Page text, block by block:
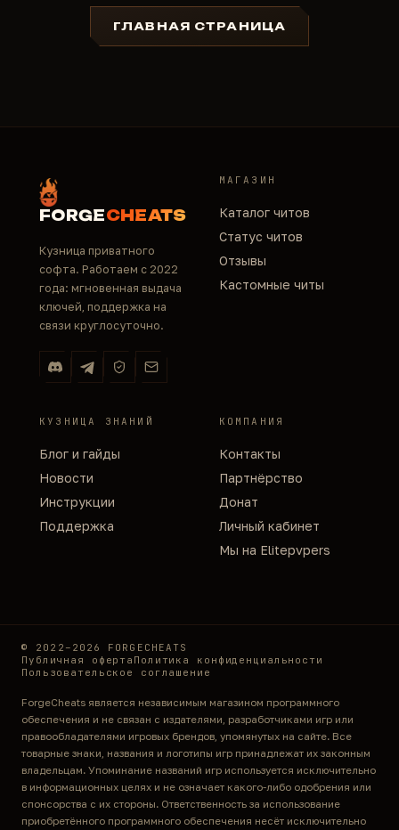
ГЛАВНАЯ СТРАНИЦА
FORGECHEATS
Кузница приватного
софта. Работаем с 2022
года: мгновенная выдача
ключей, поддержка на
связи круглосуточно.
МАГАЗИН
Каталог читов
Статус читов
Отзывы
Кастомные читы
КУЗНИЦА ЗНАНИЙ
Блог и гайды
Новости
Инструкции
Поддержка
КОМПАНИЯ
Контакты
Партнёрство
Донат
Личный кабинет
Мы на Elitepvpers
© 2022–2026 FORGECHEATS
Публичная оферта Политика конфиденциальности
Пользовательское соглашение
ForgeCheats является независимым магазином программного
обеспечения и не связан с издателями, разработчиками игр или
правообладателями игровых брендов, упомянутых на сайте. Все
товарные знаки, названия и логотипы игр принадлежат их законным
владельцам. Упоминание названий игр используется исключительно
в информационных целях и не означает какого-либо одобрения или
спонсорства с их стороны. Ответственность за использование
приобретённого программного обеспечения несёт исключительно